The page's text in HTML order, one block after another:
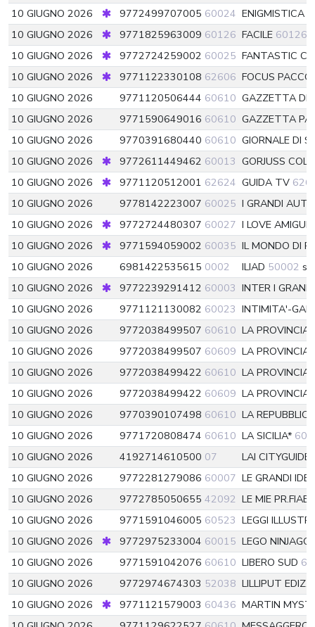
10 GIUGNO 2026
9772499707005 60024 ENIGMISTICA
10 GIUGNO 2026
9771825963009 60126 FACILE 60126
10 GIUGNO 2026
9772724259002 60025 FANTASTIC
10 GIUGNO 2026
9771122330108 62606 FOCUS
10 GIUGNO 2026
9771120506444 60610 GAZZETTA
10 GIUGNO 2026
9771590649016 60610 GAZZETTA
10 GIUGNO 2026
9770391680440 60610 GIORNALE DI
10 GIUGNO 2026
9772611449462 60013 GORJUSS
10 GIUGNO 2026
9771120512001 62624 GUIDA TV
10 GIUGNO 2026
9778142223007 60025 I GRANDI
10 GIUGNO 2026
9772724480307 60027 I LOVE
10 GIUGNO 2026
9771594059002 60035 IL MONDO DI
10 GIUGNO 2026
6981422535615 0002 ILIAD 50002
10 GIUGNO 2026
9772239291412 60003 INTER I
10 GIUGNO 2026
9771121130082 60023 INTIMITA'-
10 GIUGNO 2026
9772038499507 60610 LA
10 GIUGNO 2026
9772038499507 60609 LA
10 GIUGNO 2026
9772038499422 60610 LA
10 GIUGNO 2026
9772038499422 60609 LA
10 GIUGNO 2026
9770390107498 60610 LA
10 GIUGNO 2026
9771720808474 60610 LA SICILIA*
10 GIUGNO 2026
4192714610500 07 LAI CITYGUIDE
10 GIUGNO 2026
9772281279086 60007 LE GRANDI
10 GIUGNO 2026
9772785050655 42092 LE MIE
10 GIUGNO 2026
9771591046005 60523 LEGGI
10 GIUGNO 2026
9772975233004 60015 LEGO
10 GIUGNO 2026
9771591042076 60610 LIBERO SUD
10 GIUGNO 2026
9772974674303 52038 LILLIPUT
10 GIUGNO 2026
9771121579003 60436 MARTIN